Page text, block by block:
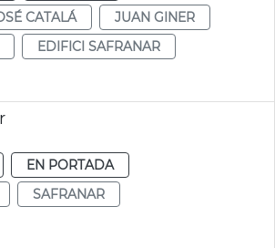
CATALÁ
JUAN GINER
EDIFICI SAFRANAR
EN PORTADA
SAFRANAR